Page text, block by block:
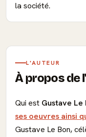
la société.
L'AUTEUR
À propos de
Qui est Gustave Le
ses oeuvres ainsi
Gustave Le Bon,